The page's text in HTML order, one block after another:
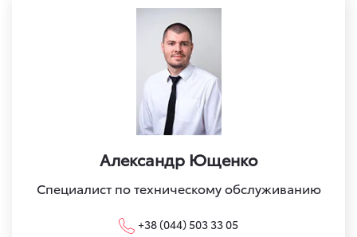
Александр Ющенко
Специалист по техническому обслуживанию
+38 (044) 503 33 05